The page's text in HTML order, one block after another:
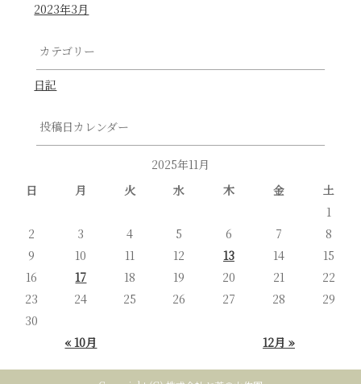
2023年3月
カテゴリー
日記
投稿日カレンダー
2025年11月
日
月 火 水 木 金 土
« 10月 12月 »
1
2
3 4 5 6 7
8
9
10 11 12 13 14
15
16
17 18 19 20 21
22
23
24 25 26 27 28
29
30